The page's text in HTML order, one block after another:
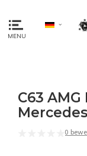
MENU
C63
0